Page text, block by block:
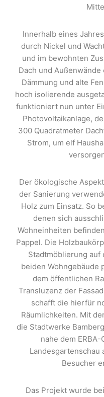
Innerhalb eines
durch Nickel und
und im bewohnten
Dach und
Dämmung und alte
hoch isolierende
funktioniert nun unter
Photovoltaikanlage,
300 Quadratmeter
Strom, um elf
Der ökologische
der Sanierung
Holz zum Einsatz. So
denen sich
Wohneinheiten
Pappel. Die
Stadtmöblierung auf
beiden Wohngebäude
dem öffentlichen
Transluzenz der
schafft die hierfür
Räumlichkeiten. Mit
die Stadtwerke
nahe dem
Landesgartenschau
Besucher
Das Projekt wurde